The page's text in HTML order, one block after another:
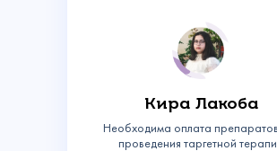
Кира Лакоба
Необходима оплата
проведения таргетной